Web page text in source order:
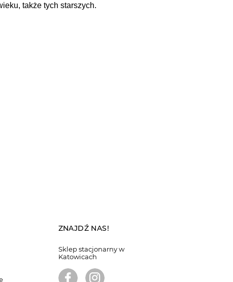
także tych starszych.
ZNAJDŹ NAS!
Sklep stacjonarny w
Katowicach